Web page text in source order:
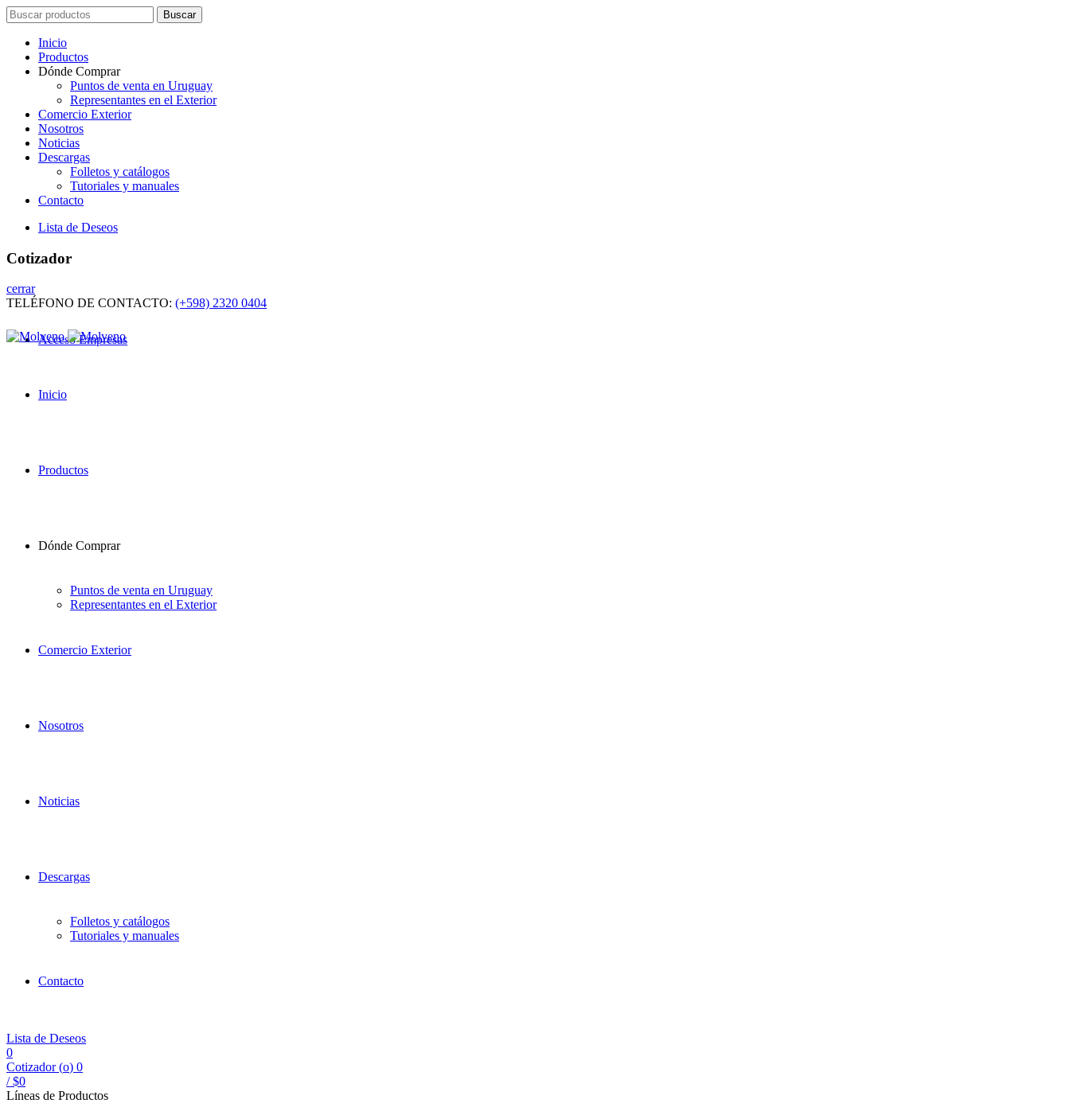
Search
for:
Buscar
Inicio
Productos
Dónde Comprar
Puntos de venta en Uruguay
Representantes en el Exterior
Comercio Exterior
Nosotros
Noticias
Descargas
Folletos y catálogos
Tutoriales y manuales
Contacto
Lista de Deseos
Cotizador
cerrar
TELÉFONO DE CONTACTO: (+598) 2320 0404
Acceso Empresas
Inicio
Productos
Dónde Comprar
Puntos de venta en Uruguay
Representantes en el Exterior
Comercio Exterior
Nosotros
Noticias
Descargas
Folletos y catálogos
Tutoriales y manuales
Contacto
Lista de Deseos
0
Cotizador (o) 0
/ $0
Líneas de Productos